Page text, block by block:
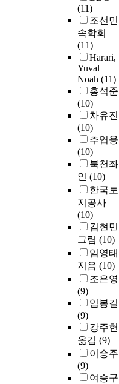
(11)
조선민
속학회
(11)
Harari,
Yuval
Noah (11)
홍석준
(10)
차유진
(10)
추엽융
(10)
북천좌
인 (10)
한국토
지공사
(10)
김현민
그림 (10)
임영태
지음 (10)
조은영
(9)
임봉길
(9)
강주헌
옮김 (9)
이승주
(9)
여승구